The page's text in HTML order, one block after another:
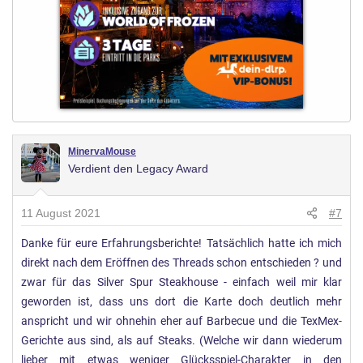
MinervaMouse
Verdient den Legacy Award
11 August 2021 #7
Danke für eure Erfahrungsberichte! Tatsächlich hatte ich mich
direkt nach dem Eröffnen des Threads schon entschieden ? und
zwar für das Silver Spur Steakhouse - einfach weil mir klar
geworden ist, dass uns dort die Karte doch deutlich mehr
anspricht und wir ohnehin eher auf Barbecue und die TexMex-
Gerichte aus sind, als auf Steaks. (Welche wir dann wiederum
lieber mit etwas weniger Glücksspiel-Charakter in den